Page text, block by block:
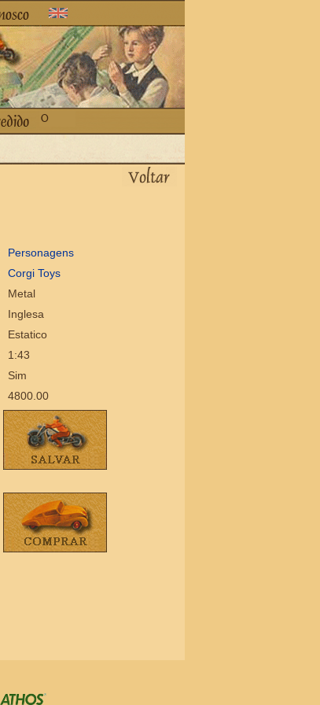
Personagens
Corgi Toys
Metal
Inglesa
Estatico
1:43
Sim
4800.00